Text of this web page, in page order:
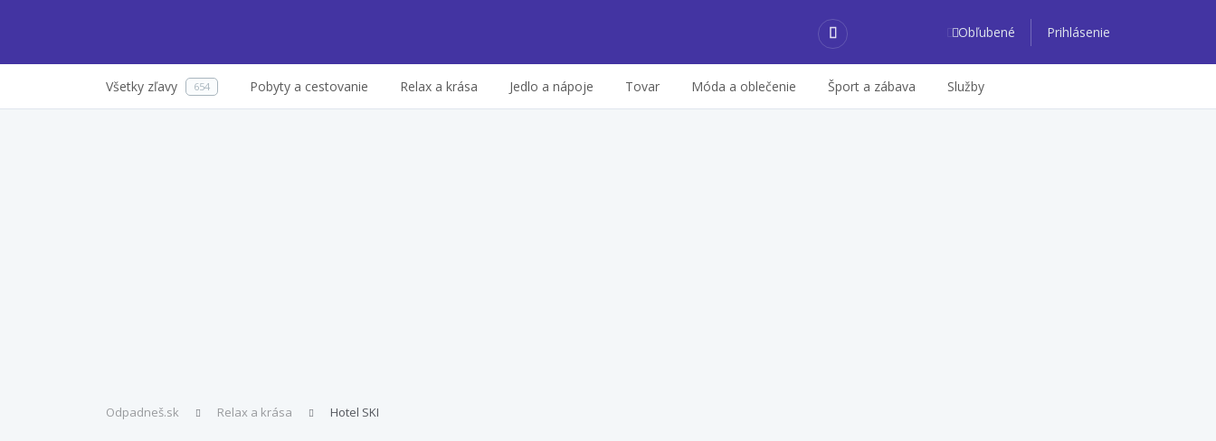
Obľubené Prihlásenie
Všetky zľavy 654 Pobyty a cestovanie Relax a krása Jedlo a nápoje Tovar Móda a oblečenie Šport a zábava Služby
Odpadneš.sk Relax a krása Hotel SKI